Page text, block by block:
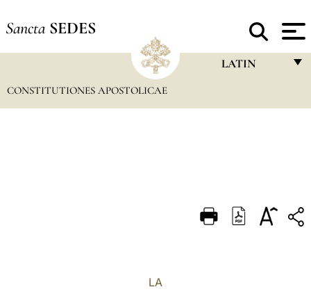
Sancta SEDES
LATIN
DEUTSCH
CONSTITUTIONES APOSTOLICAE
LA